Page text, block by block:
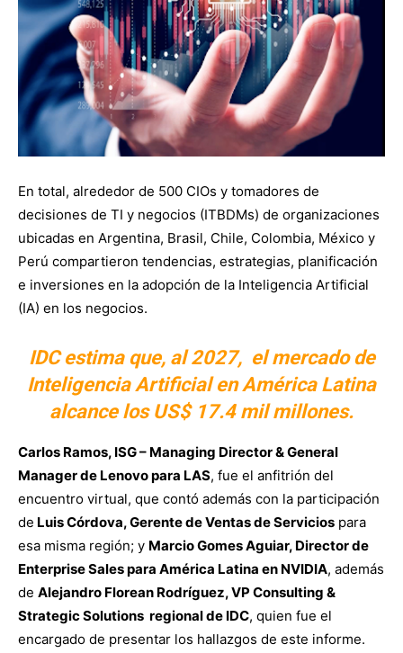
En total, alrededor de 500 CIOs y tomadores de
decisiones de TI y negocios (ITBDMs) de organizaciones
ubicadas en Argentina, Brasil, Chile, Colombia, México y
Perú compartieron tendencias, estrategias, planificación
e inversiones en la adopción de la Inteligencia Artificial
(IA) en los negocios.
IDC estima que, al 2027, el mercado de
Inteligencia Artificial en América Latina
alcance los US$ 17.4 mil millones.
Carlos Ramos, ISG – Managing Director & General
Manager de Lenovo para LAS, fue el anfitrión del
encuentro virtual, que contó además con la participación
de Luis Córdova, Gerente de Ventas de Servicios para
esa misma región; y Marcio Gomes Aguiar, Director de
Enterprise Sales para América Latina en NVIDIA, además
de Alejandro Florean Rodríguez, VP Consulting &
Strategic Solutions regional de IDC, quien fue el
encargado de presentar los hallazgos de este informe.